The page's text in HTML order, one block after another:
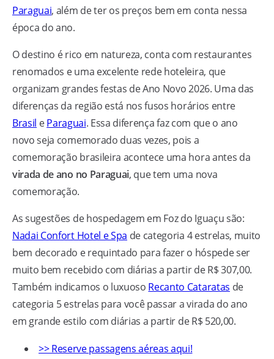
Paraguai, além de ter os preços bem em conta nessa
época do ano.
O destino é rico em natureza, conta com restaurantes
renomados e uma excelente rede hoteleira, que
organizam grandes festas de Ano Novo 2026. Uma das
diferenças da região está nos fusos horários entre
Brasil eParaguai. Essa diferença faz com que o ano
novo seja comemorado duas vezes, pois a
comemoração brasileira acontece uma hora antes da
virada de ano no Paraguai, que tem uma nova
comemoração.
As sugestões de hospedagem em Foz do Iguaçu são:
Nadai Confort Hotel e Spa de categoria 4 estrelas, muito
bem decorado e requintado para fazer o hóspede ser
muito bem recebido com diárias a partir de R$ 307,00.
Também indicamos o luxuoso Recanto Cataratas de
categoria 5 estrelas para você passar a virada do ano
em grande estilo com diárias a partir de R$ 520,00.
>> Reserve passagens aéreas aqui!